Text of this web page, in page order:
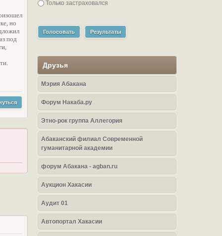
но
под
Только застраховался
Голосовать Результаты
Друзья
Мэрия Абакана
Форум Накаба.ру
Этно-рок группа Аллегория
Абаканский филиал Современной
гуманитарной академии
форум Абакана - agban.ru
Аукцион Хакасии
Аудит 01
Автопортал Хакасии